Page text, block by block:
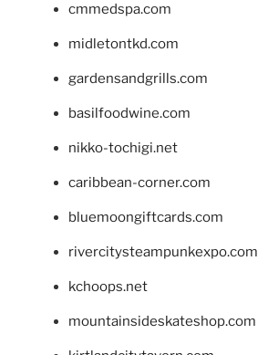
cmmedspa.com
midletontkd.com
gardensandgrills.com
basilfoodwine.com
nikko-tochigi.net
caribbean-corner.com
bluemoongiftcards.com
rivercitysteampunkexpo.com
kchoops.net
mountainsideskateshop.com